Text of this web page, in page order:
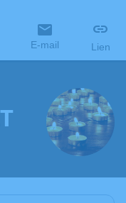
E-mail Lien